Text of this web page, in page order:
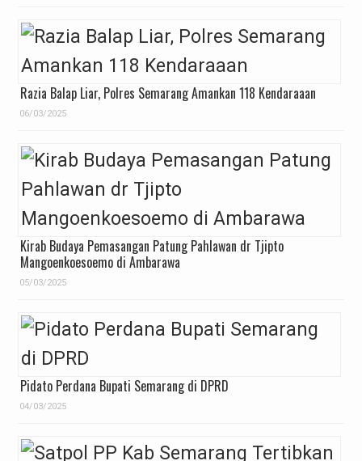
Razia Balap Liar, Polres Semarang Amankan 118 Kendaraaan
06/03/2025
Kirab Budaya Pemasangan Patung Pahlawan dr Tjipto
Mangoenkoesoemo di Ambarawa
05/03/2025
Pidato Perdana Bupati Semarang di DPRD
04/03/2025